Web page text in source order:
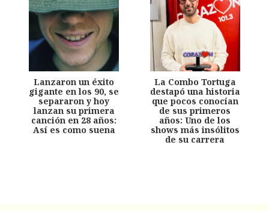
Lanzaron un éxito
gigante en los 90, se
separaron y hoy
lanzan su primera
canción en 28 años:
Así es como suena
La Combo Tortuga
destapó una historia
que pocos conocían
de sus primeros
años: Uno de los
shows más insólitos
de su carrera